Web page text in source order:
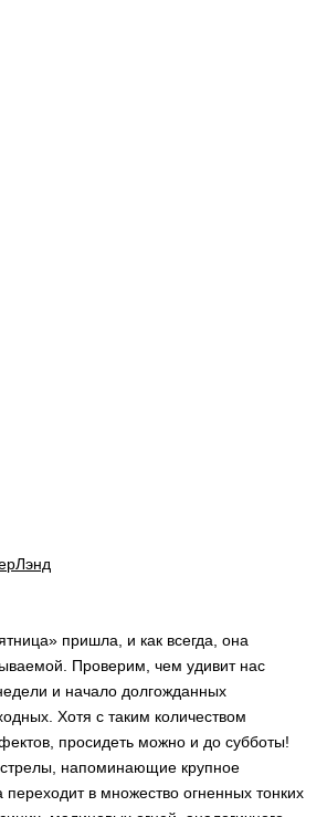
пришла, и как всегда, она
Проверим, чем удивит нас
и начало долгожданных
Хотя с таким количеством
просидеть можно и до субботы!
напоминающие крупное
в множество огненных тонких